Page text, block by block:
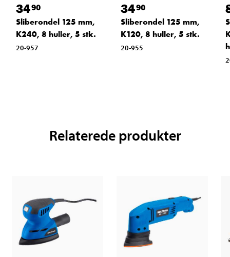
3490
Sliberondel 125 mm,
K240, 8 huller, 5 stk.
20-957
3490
Sliberondel 125 mm,
K120, 8 huller, 5 stk.
20-955
Relaterede produkter